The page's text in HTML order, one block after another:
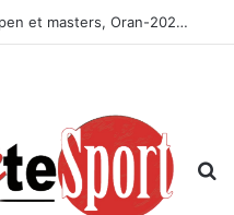
Championnat national d’été open et masters, Oran-2026 — Le CRB s’adjuge le titre